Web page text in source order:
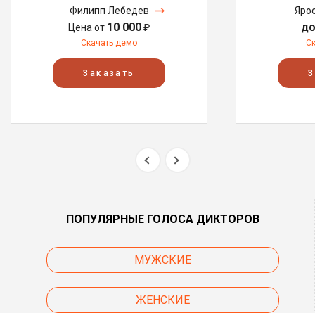
Филипп Лебедев
Цена от 10 000₽
Скачать демо
Заказать
ПОПУЛЯРНЫЕ ГОЛОСА ДИКТОРОВ
МУЖСКИЕ
ЖЕНСКИЕ